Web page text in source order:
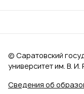
Сведения об
© Саратовский
университет им. В.